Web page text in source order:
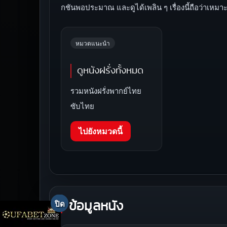
กชันพอประมาณ และดูได้เพลิน ๆ เรื่องนี้ถือว่าเหมา
หมวดแนะนำ
ดูหนังฝรั่งทั้งหมด
รวมหนังฝรั่งพากย์ไทย
ซับไทย
ไปยังหมวดนี้
ข้อมูลหนัง